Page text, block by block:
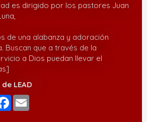
es dirigido por los pastores Juan
de una alabanza y adoración
Buscan que a través de la
a Dios puedan llevar el
LEAD
Facebook